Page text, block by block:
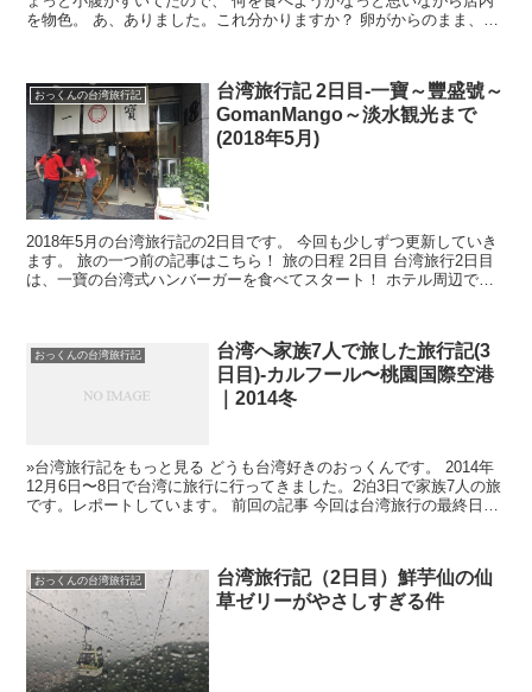
を物色。 あ、ありました。これ分かりますか？ 卵がからのまま、茶
おっくんの台湾旅行記
台湾旅行記 2日目-一寶～豐盛號～
GomanMango～淡水観光まで
(2018年5月)
2018年5月の台湾旅行記の2日目です。 今回も少しずつ更新していき
ます。 旅の一つ前の記事はこちら！ 旅の日程 2日目 台湾旅行2日目
は、一寶の台湾式ハンバーガーを食べてスタート！ ホテル周辺でお
おっくんの台湾旅行記
台湾へ家族7人で旅した旅行記(3
日目)-カルフール〜桃園国際空港
｜2014冬
»台湾旅行記をもっと見る どうも台湾好きのおっくんです。 2014年
12月6日〜8日で台湾に旅行に行ってきました。2泊3日で家族7人の旅
です。レポートしています。 前回の記事 今回は台湾旅行の最終日レ
おっくんの台湾旅行記
台湾旅行記（2日目）鮮芋仙の仙
草ゼリーがやさしすぎる件